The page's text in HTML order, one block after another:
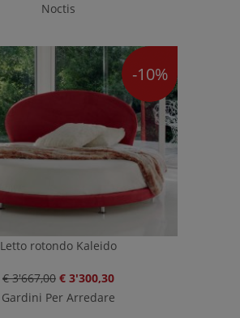
Noctis
-10%
Letto rotondo Kaleido
€ 3'667,00 € 3'300,30
Gardini Per Arredare